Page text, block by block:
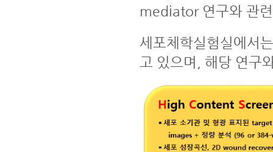
mediator 연구와 관
세포체학실험실에서
고 있으며, 해당 연구